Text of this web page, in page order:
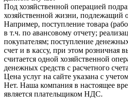
Под хозяйственной операцией
хозяйственной жизни, подлежащий
Например, поступление товара
в т.ч. по авансовому отчету;
покупателям; поступление
счет и в кассу, при этом розничная
считается одной хозяйственной
денежных средств с расчетного
Цена услуг на сайте указана с
Нет. Наша компания в настоящее
является плательщиком НДС.